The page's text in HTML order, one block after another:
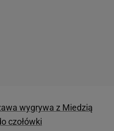
wygrywa z Miedzią
czołówki